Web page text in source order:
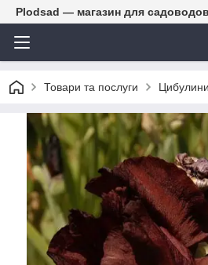
Plodsad — магазин для
Товари та послуги Цибулини